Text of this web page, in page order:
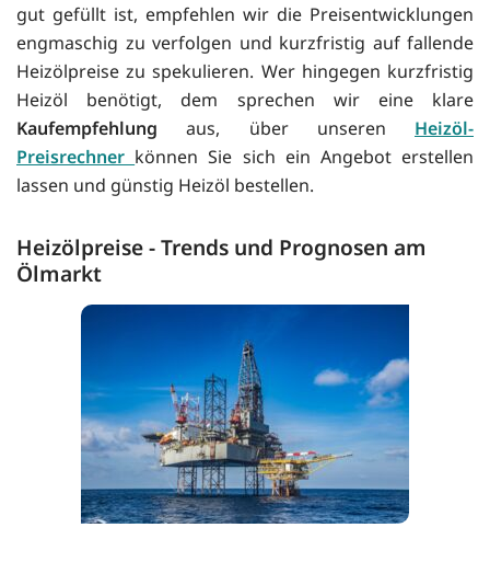
gut gefüllt ist, empfehlen wir die Preisentwicklungen
engmaschig zu verfolgen und kurzfristig auf fallende
Heizölpreise zu spekulieren. Wer hingegen kurzfristig
Heizöl benötigt, dem sprechen wir eine klare
Kaufempfehlung aus, über unseren Heizöl-
Preisrechner können Sie sich ein Angebot erstellen
lassen und günstig Heizöl bestellen.
Heizölpreise - Trends und Prognosen am
Ölmarkt